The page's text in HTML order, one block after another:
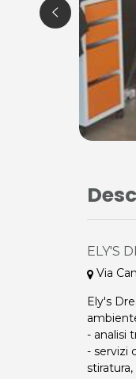
ELY'S
Via
Ely's
- analisi
- servizi